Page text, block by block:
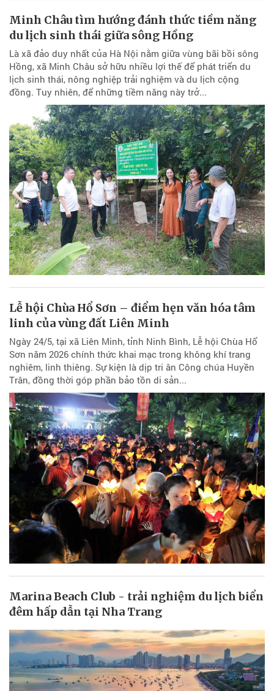
Minh Châu tìm hướng đánh thức tiềm năng
du lịch sinh thái giữa sông Hồng
Là xã đảo duy nhất của Hà Nội nằm giữa vùng bãi bồi sông
Hồng, xã Minh Châu sở hữu nhiều lợi thế để phát triển du
lịch sinh thái, nông nghiệp trải nghiệm và du lịch cộng
đồng. Tuy nhiên, để những tiềm năng này trở...
Lễ hội Chùa Hổ Sơn – điểm hẹn văn hóa tâm
linh của vùng đất Liên Minh
Ngày 24/5, tại xã Liên Minh, tỉnh Ninh Bình, Lễ hội Chùa Hổ
Sơn năm 2026 chính thức khai mạc trong không khí trang
nghiêm, linh thiêng. Sự kiện là dịp tri ân Công chúa Huyền
Trân, đồng thời góp phần bảo tồn di sản...
Marina Beach Club - trải nghiệm du lịch biển
đêm hấp dẫn tại Nha Trang